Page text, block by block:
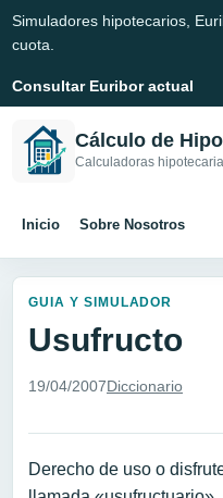
Simuladores hipotecarios,
cuota.
Consultar Euribor actual
Cálculo de
Calculadoras
Inicio Sobre Nosotros
GUIA Y SIMULADOR
Usufructo
19/04/2007Diccionario
Derecho de uso o